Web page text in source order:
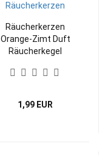
Räucherkerzen
Orange-Zimt Duft
Räucherkegel
1,99 EUR